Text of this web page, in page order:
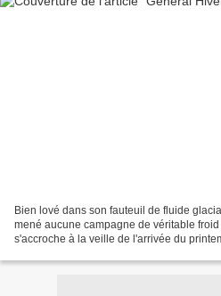
Bien lové dans son fauteuil de fluide
mené aucune campagne de véritable
s'accroche à la veille de l'arrivée du